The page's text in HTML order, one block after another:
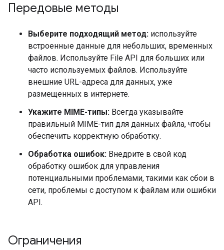
Передовые методы
Выберите подходящий метод: используйте
встроенные данные для небольших, временных
файлов. Используйте File API для больших или
часто используемых файлов. Используйте
внешние URL-адреса для данных, уже
размещенных в интернете.
Укажите MIME-типы: Всегда указывайте
правильный MIME-тип для данных файла, чтобы
обеспечить корректную обработку.
Обработка ошибок: Внедрите в свой код
обработку ошибок для управления
потенциальными проблемами, такими как сбои в
сети, проблемы с доступом к файлам или ошибки
API.
Ограничения